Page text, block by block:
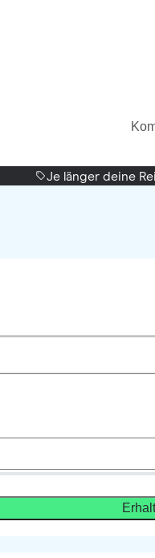
Je länger deine